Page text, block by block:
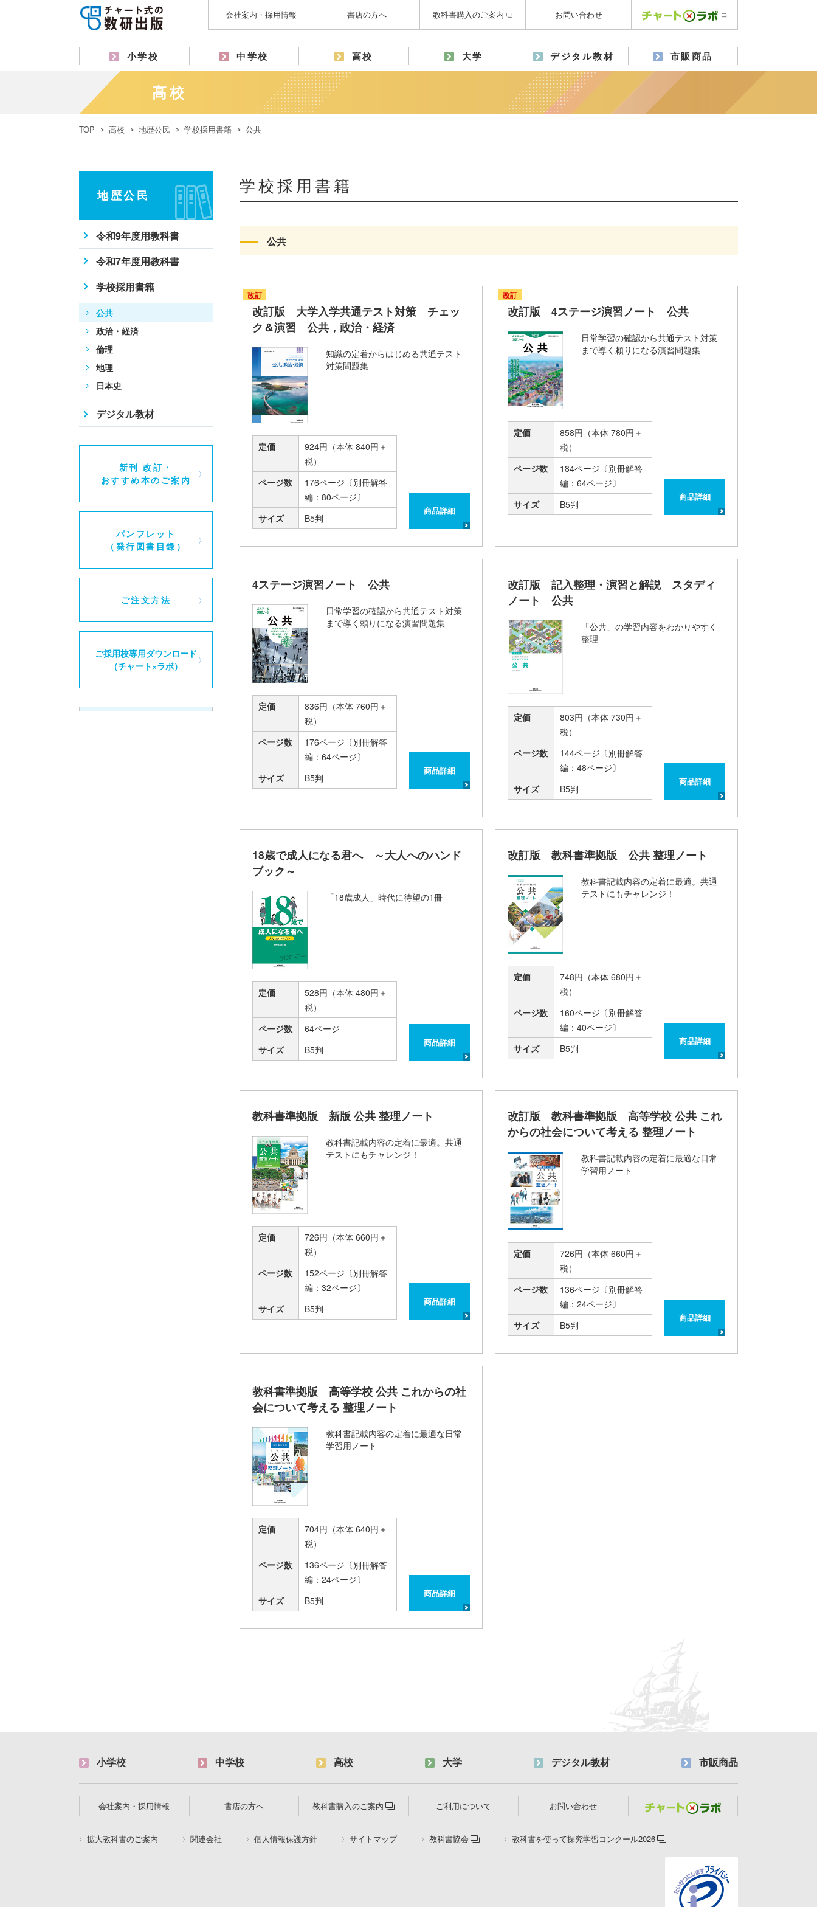
会社案内・採用情報 書店の方へ 教科書購入のご案内 お問い合わせ
小学校 中学校 高校 大学 デジタル教材 市販商品
高校
TOP 高校 地歴公民 学校採用書籍 公共
学校採用書籍
公共
改訂
改訂版 大学入学共通テスト対策 チェッ
ク＆演習 公共，政治・経済
知識の定着からはじめる共通テスト
対策問題集
定価
924円（本体 840円＋
税）
ページ数
176ページ〔別冊解答
編：80ページ〕
サイズ
B5判
商品詳細
改訂
改訂版 4ステージ演習ノート 公共
日常学習の確認から共通テスト対策
まで導く頼りになる演習問題集
定価
858円（本体 780円＋
税）
ページ数
184ページ〔別冊解答
編：64ページ〕
サイズ
B5判
商品詳細
4ステージ演習ノート 公共
日常学習の確認から共通テスト対策
まで導く頼りになる演習問題集
定価
836円（本体 760円＋
税）
ページ数
176ページ〔別冊解答
編：64ページ〕
サイズ
B5判
商品詳細
改訂版 記入整理・演習と解説 スタディ
ノート 公共
「公共」の学習内容をわかりやすく
整理
定価
803円（本体 730円＋
税）
ページ数
144ページ〔別冊解答
編：48ページ〕
サイズ
B5判
商品詳細
18歳で成人になる君へ ～大人へのハンド
ブック～
「18歳成人」時代に待望の1冊
定価
528円（本体 480円＋
税）
ページ数
64ページ
サイズ
B5判
商品詳細
改訂版 教科書準拠版 公共 整理ノート
教科書記載内容の定着に最適。共通
テストにもチャレンジ！
定価
748円（本体 680円＋
税）
ページ数
160ページ〔別冊解答
編：40ページ〕
サイズ
B5判
商品詳細
教科書準拠版 新版 公共 整理ノート
教科書記載内容の定着に最適。共通
テストにもチャレンジ！
定価
726円（本体 660円＋
税）
ページ数
152ページ〔別冊解答
編：32ページ〕
サイズ
B5判
商品詳細
改訂版 教科書準拠版 高等学校 公共 これ
からの社会について考える 整理ノート
教科書記載内容の定着に最適な日常
学習用ノート
定価
726円（本体 660円＋
税）
ページ数
136ページ〔別冊解答
編：24ページ〕
サイズ
B5判
商品詳細
教科書準拠版 高等学校 公共 これからの社
会について考える 整理ノート
教科書記載内容の定着に最適な日常
学習用ノート
定価
704円（本体 640円＋
税）
ページ数
136ページ〔別冊解答
編：24ページ〕
サイズ
B5判
商品詳細
地歴公民
令和9年度用教科書
令和7年度用教科書
学校採用書籍
公共
政治・経済
倫理
地理
日本史
デジタル教材
新刊 改訂・
おすすめ本のご案内
パンフレット
（発行図書目録）
ご注文方法
ご採用校専用ダウンロード
（チャート×ラボ）
小学校 中学校 高校 大学 デジタル教材 市販商品
会社案内・採用情報 書店の方へ 教科書購入のご案内 ご利用について お問い合わせ
拡大教科書のご案内 関連会社 個人情報保護方針 サイトマップ 教科書協会 教科書を使って探究学習コンクール2026